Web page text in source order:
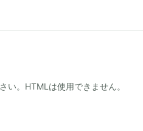
い。HTMLは使用できません。